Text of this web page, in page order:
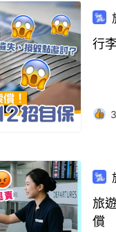
行
旅
償